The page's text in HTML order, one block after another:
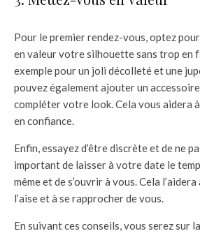
Pour le premier rendez-vous, optez
en valeur votre silhouette sans trop en
exemple pour un joli décolleté et une
pouvez également ajouter un
compléter votre look. Cela vous aidera
en confiance.
Enfin, essayez d’être discrète et de ne
important de laisser à votre date le
même et de s’ouvrir à vous. Cela
l’aise et à se rapprocher de vous.
En suivant ces conseils, vous serez sur